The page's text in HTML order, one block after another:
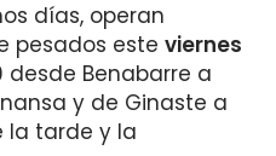
días, operan
pesados este viernes
desde Benabarre a
y de Ginaste a
la tarde y la